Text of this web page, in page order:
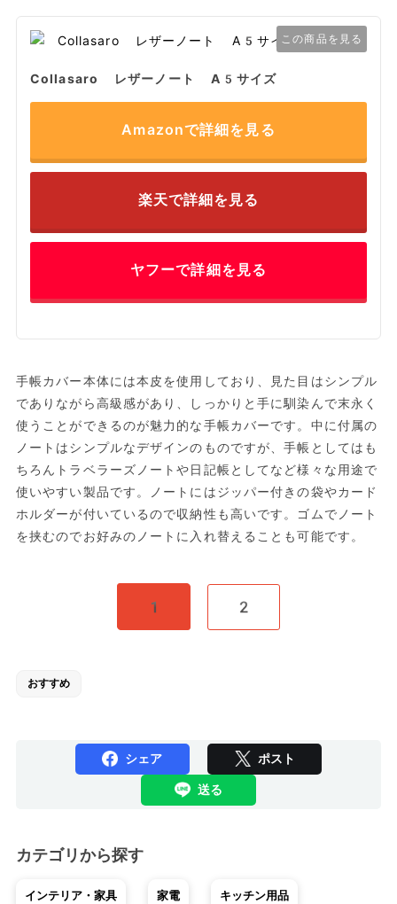
この商品を見る
Collasaro レザーノート A5サイズ
Amazonで詳細を見る
楽天で詳細を見る
ヤフーで詳細を見る
手帳カバー本体には本皮を使用しており、見た目はシンプル
でありながら高級感があり、しっかりと手に馴染んで末永く
使うことができるのが魅力的な手帳カバーです。中に付属の
ノートはシンプルなデザインのものですが、手帳としてはも
ちろんトラベラーズノートや日記帳としてなど様々な用途で
使いやすい製品です。ノートにはジッパー付きの袋やカード
ホルダーが付いているので収納性も高いです。ゴムでノート
を挟むのでお好みのノートに入れ替えることも可能です。
1 2
おすすめ
シェア ポスト
送る
カテゴリから探す
インテリア・家具 家電 キッチン用品